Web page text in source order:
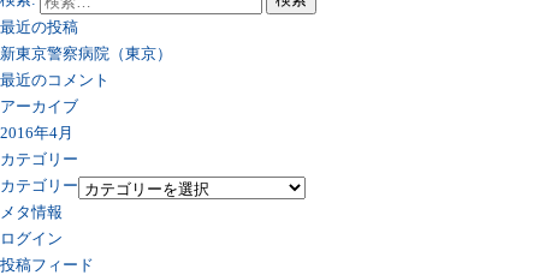
最近の投稿
新東京警察病院（東京）
最近のコメント
アーカイブ
2016年4月
カテゴリー
カテゴリー
メタ情報
ログイン
投稿フィード